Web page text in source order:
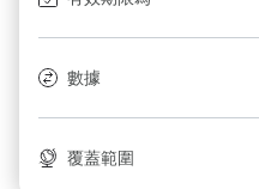
數據
覆蓋範圍